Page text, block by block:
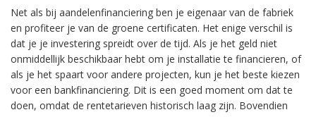
Net als bij aandelenfinanciering ben je eigenaar van de fabriek
en profiteer je van de groene certificaten. Het enige verschil is
dat je je investering spreidt over de tijd. Als je het geld niet
onmiddellijk beschikbaar hebt om je installatie te financieren, of
als je het spaart voor andere projecten, kun je het beste kiezen
voor een bankfinanciering. Dit is een goed moment om dat te
doen, omdat de rentetarieven historisch laag zijn. Bovendien